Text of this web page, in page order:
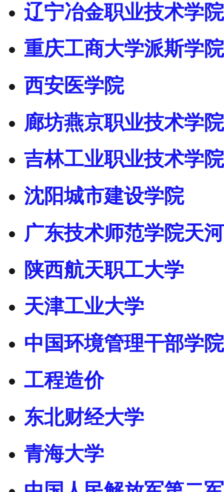
辽宁冶金职业技术学院
重庆工商大学派斯学院
西安医学院
廊坊燕京职业技术学院
吉林工业职业技术学院
沈阳城市建设学院
广东技术师范学院天
陕西航天职工大学
天津工业大学
中国环境管理干部学院
工程造价
东北财经大学
青海大学